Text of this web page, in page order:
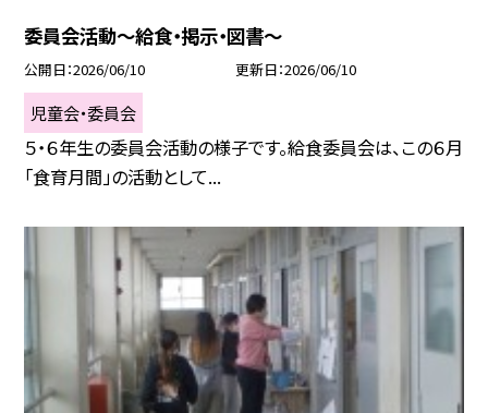
委員会活動～給食・掲示・図書～
公開日 2026/06/10 更新日 2026/06/10
児童会・委員会
５・６年生の委員会活動の様子です。給食委員会は、この６月
「食育月間」の活動として...